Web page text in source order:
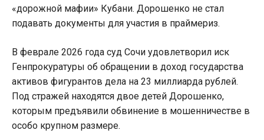
«дорожной мафии» Кубани. Дорошенко не стал
подавать документы для участия в праймериз.
В феврале 2026 года суд Сочи удовлетворил иск
Генпрокуратуры об обращении в доход государства
активов фигурантов дела на 23 миллиарда рублей.
Под стражей находятся двое детей Дорошенко,
которым предъявили обвинение в мошенничестве в
особо крупном размере.